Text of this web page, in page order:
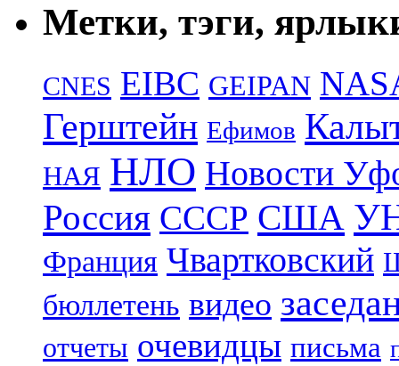
Метки, тэги,
CNES EIBC GEIPAN
Герштейн Ефимов
НАЯ НЛО Новости
Россия СССР США
Франция Чвартковский
бюллетень видео
отчеты очевидцы письма